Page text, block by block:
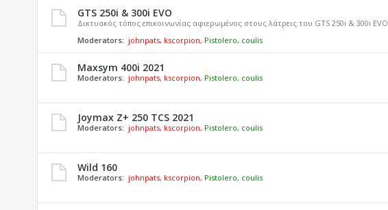
GTS 250i & 300i EVO
Δικτυακός τόπος επικοινωνίας αφιερωμένος στους λάτρεις του GTS 250i & 300i EVO
Moderators: johnpats, kscorpion, Pistolero, coulis
Maxsym 400i 2021
Moderators: johnpats, kscorpion, Pistolero, coulis
Joymax Z+ 250 TCS 2021
Moderators: johnpats, kscorpion, Pistolero, coulis
Wild 160
Moderators: johnpats, kscorpion, Pistolero, coulis